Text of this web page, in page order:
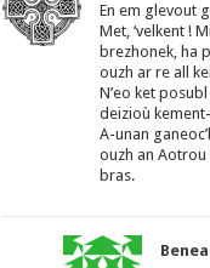
En em glevout
Met, ‘velkent !
brezhonek, ha
ouzh ar re all
N’eo ket
deizioù
A-unan
ouzh an Aotrou
bras.